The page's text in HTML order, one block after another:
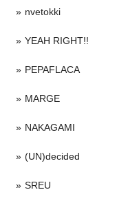
nvetokki
YEAH RIGHT!!
PEPAFLACA
MARGE
NAKAGAMI
(UN)decided
SREU